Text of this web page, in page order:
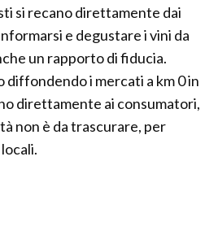
si recano direttamente dai
e degustare i vini da
un rapporto di fiducia.
diffondendo i mercati a km 0 in
direttamente ai consumatori,
non è da trascurare, per